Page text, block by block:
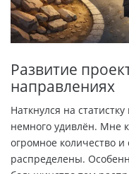
Развитие
направлениях
Наткнулся на
немного удивлён. Мне
огромное количество
распределены.